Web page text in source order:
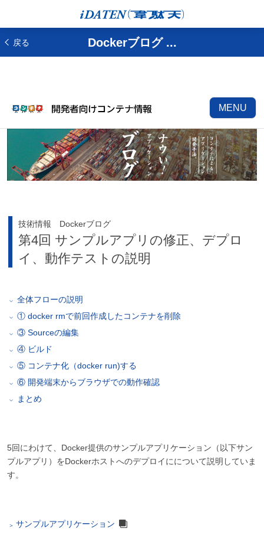
戻る Dockerブログ ...
MENU
技術情報 Dockerブログ
第4回 サンプルアプリの修正、デプロ
イ、動作テストの説明
全体フローの説明
① docker rmで前回作成したコンテナを削除
③ Sourceの編集
④ ビルド
⑤ コンテナ化（docker run)する
⑥ 開発端末からブラウザでの動作確認
まとめ
5回にわけて、Docker提供のサンプルアプリケーション（以下サン
プルアプリ）をDockerホストへのデプロイにについて説明していま
す。
サンプルアプリケーション